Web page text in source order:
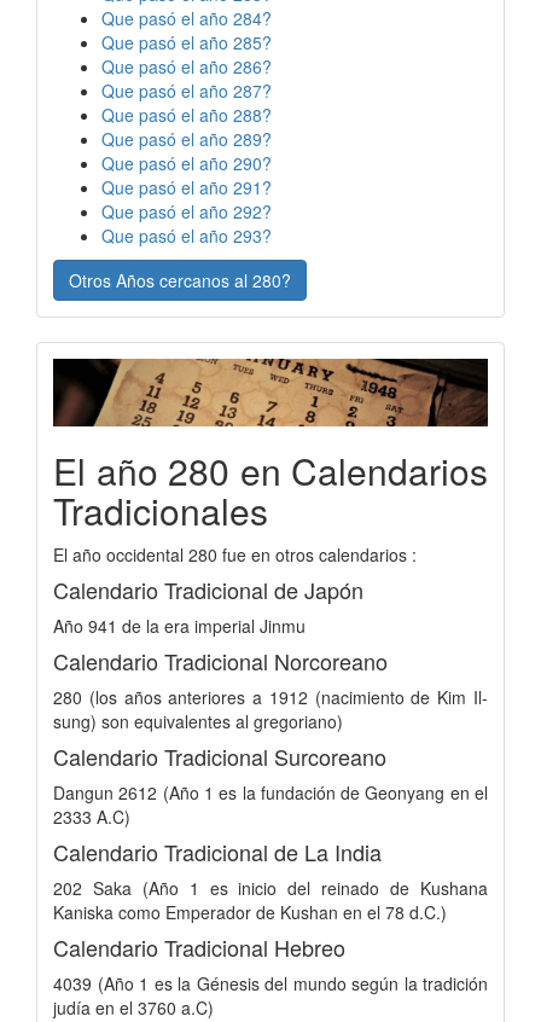
Que pasó el año 284?
Que pasó el año 285?
Que pasó el año 286?
Que pasó el año 287?
Que pasó el año 288?
Que pasó el año 289?
Que pasó el año 290?
Que pasó el año 291?
Que pasó el año 292?
Que pasó el año 293?
Otros Años cercanos al 280?
El año 280 en Calendarios
Tradicionales
El año occidental 280 fue en otros calendarios :
Calendario Tradicional de Japón
Año 941 de la era imperial Jinmu
Calendario Tradicional Norcoreano
280 (los años anteriores a 1912 (nacimiento de Kim Il-
sung) son equivalentes al gregoriano)
Calendario Tradicional Surcoreano
Dangun 2612 (Año 1 es la fundación de Geonyang en el
2333 A.C)
Calendario Tradicional de La India
202 Saka (Año 1 es inicio del reinado de Kushana
Kaniska como Emperador de Kushan en el 78 d.C.)
Calendario Tradicional Hebreo
4039 (Año 1 es la Génesis del mundo según la tradición
judía en el 3760 a.C)